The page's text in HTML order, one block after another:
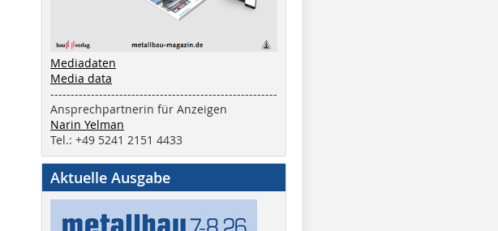
Mediadaten
Media data
--------------------------------------------------------
Ansprechpartnerin für Anzeigen
Narin Yelman
Tel.: +49 5241 2151 4433
Aktuelle Ausgabe